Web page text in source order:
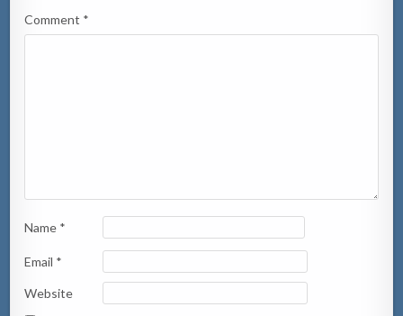
Comment *
Name *
Email *
Website